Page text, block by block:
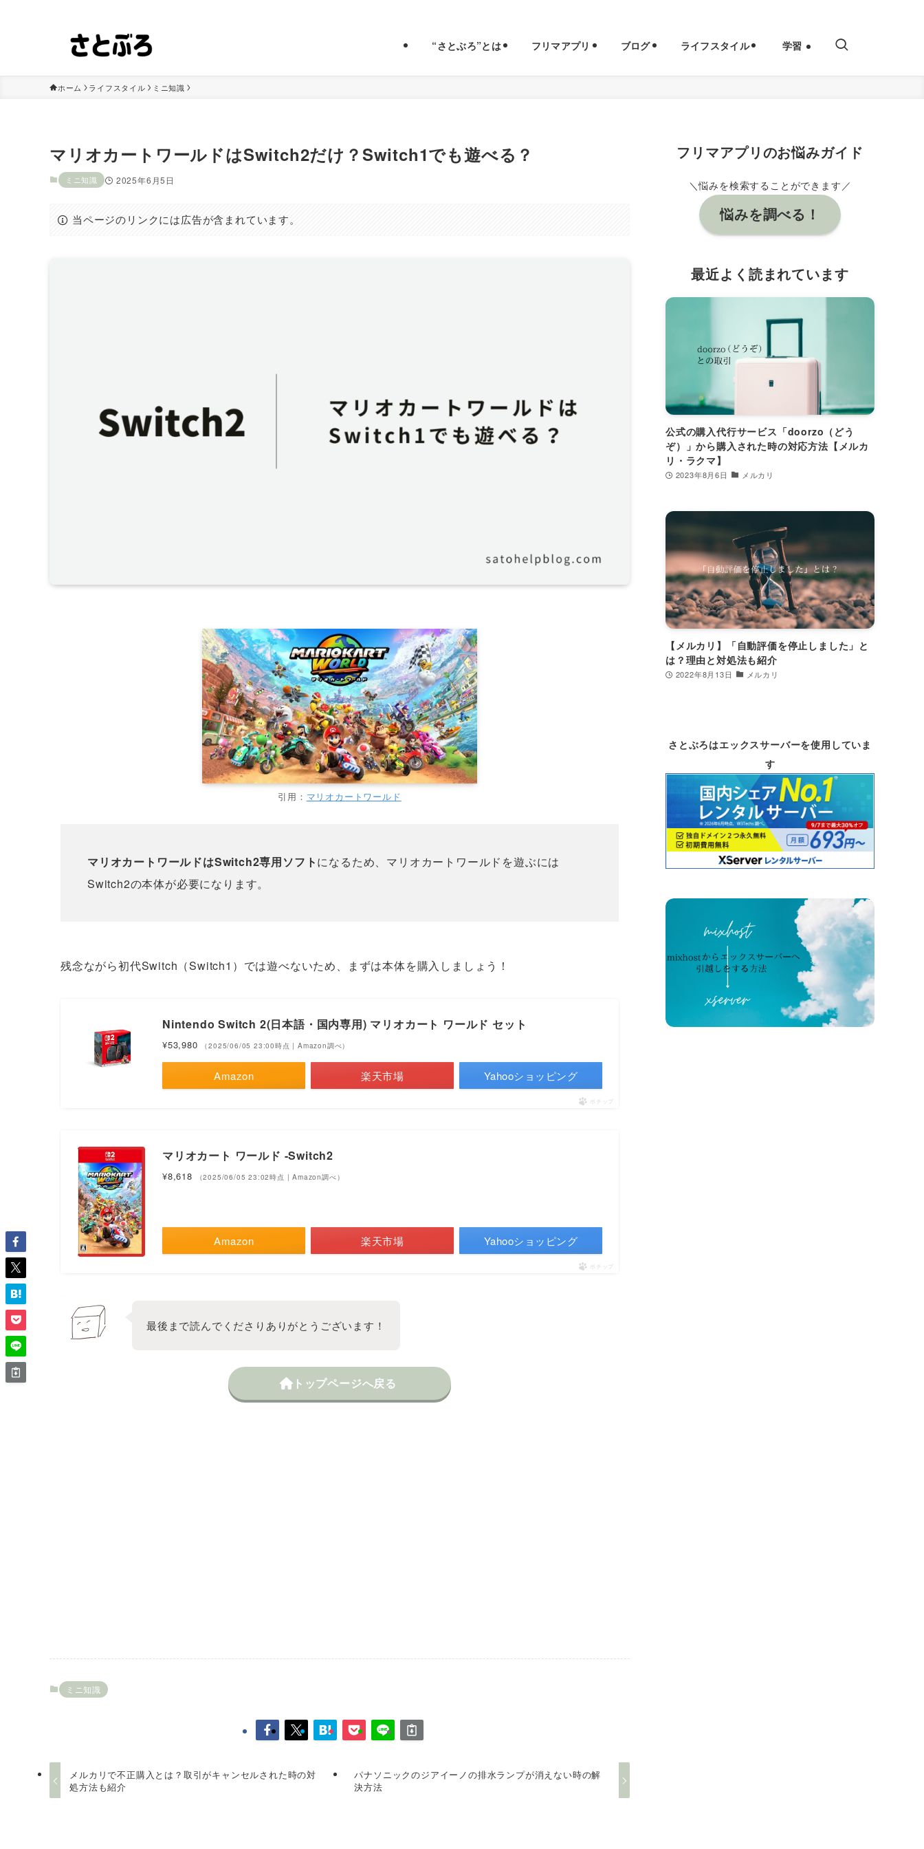
“さとぶろ”とは フリマアプリ ブログ ライフスタイル 学習
ホーム ライフスタイル ミニ知識
マリオカートワールドはSwitch2だけ？Switch1でも遊べる？
ミニ知識 2025年6月5日
当ページのリンクには広告が含まれています。
引用： マリオカートワールド
マリオカートワールドはSwitch2専用ソフトになるため、マリオカートワールドを遊ぶには
Switch2の本体が必要になります。
残念ながら初代Switch（Switch1）では遊べないため、まずは本体を購入しましょう！
Nintendo Switch 2(日本語・国内専用) マリオカート ワールド セット
¥53,980 （2025/06/05 23:00時点 | Amazon調べ）
Amazon 楽天市場 Yahooショッピング
ポチップ
マリオカート ワールド -Switch2
¥8,618 （2025/06/05 23:02時点 | Amazon調べ）
Amazon 楽天市場 Yahooショッピング
ポチップ
最後まで読んでくださりありがとうございます！
トップページへ戻る
ミニ知識
メルカリで不正購入とは？取引がキャンセルされた時の対
処方法も紹介
パナソニックのジアイーノの排水ランプが消えない時の解
決方法
フリマアプリのお悩みガイド
＼悩みを検索することができます／
悩みを調べる！
最近よく読まれています
公式の購入代行サービス「doorzo（どう
ぞ）」から購入された時の対応方法【メルカ
リ・ラクマ】
2023年8月6日 メルカリ
【メルカリ】「自動評価を停止しました」と
は？理由と対処法も紹介
2022年8月13日 メルカリ
さとぶろはエックスサーバーを使用していま
す